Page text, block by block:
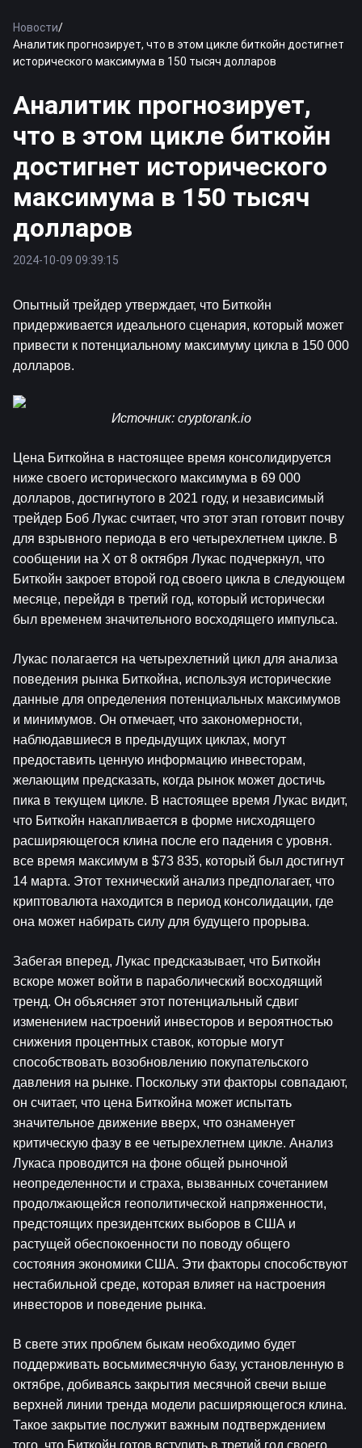
Новости/
Аналитик прогнозирует, что в этом цикле биткойн достигнет
исторического максимума в 150 тысяч долларов
Аналитик прогнозирует,
что в этом цикле биткойн
достигнет исторического
максимума в 150 тысяч
долларов
2024-10-09 09:39:15
Опытный трейдер утверждает, что Биткойн
придерживается идеального сценария, который может
привести к потенциальному максимуму цикла в 150 000
долларов.
Источник: cryptorank.io
Цена Биткойна в настоящее время консолидируется
ниже своего исторического максимума в 69 000
долларов, достигнутого в 2021 году, и независимый
трейдер Боб Лукас считает, что этот этап готовит почву
для взрывного периода в его четырехлетнем цикле. В
сообщении на X от 8 октября Лукас подчеркнул, что
Биткойн закроет второй год своего цикла в следующем
месяце, перейдя в третий год, который исторически
был временем значительного восходящего импульса.
Лукас полагается на четырехлетний цикл для анализа
поведения рынка Биткойна, используя исторические
данные для определения потенциальных максимумов
и минимумов. Он отмечает, что закономерности,
наблюдавшиеся в предыдущих циклах, могут
предоставить ценную информацию инвесторам,
желающим предсказать, когда рынок может достичь
пика в текущем цикле. В настоящее время Лукас видит,
что Биткойн накапливается в форме нисходящего
расширяющегося клина после его падения с уровня.
все время максимум в $73 835, который был достигнут
14 марта. Этот технический анализ предполагает, что
криптовалюта находится в период консолидации, где
она может набирать силу для будущего прорыва.
Забегая вперед, Лукас предсказывает, что Биткойн
вскоре может войти в параболический восходящий
тренд. Он объясняет этот потенциальный сдвиг
изменением настроений инвесторов и вероятностью
снижения процентных ставок, которые могут
способствовать возобновлению покупательского
давления на рынке. Поскольку эти факторы совпадают,
он считает, что цена Биткойна может испытать
значительное движение вверх, что ознаменует
критическую фазу в ее четырехлетнем цикле. Анализ
Лукаса проводится на фоне общей рыночной
неопределенности и страха, вызванных сочетанием
продолжающейся геополитической напряженности,
предстоящих президентских выборов в США и
растущей обеспокоенности по поводу общего
состояния экономики США. Эти факторы способствуют
нестабильной среде, которая влияет на настроения
инвесторов и поведение рынка.
В свете этих проблем быкам необходимо будет
поддерживать восьмимесячную базу, установленную в
октябре, добиваясь закрытия месячной свечи выше
верхней линии тренда модели расширяющегося клина.
Такое закрытие послужит важным подтверждением
того, что Биткойн готов вступить в третий год своего